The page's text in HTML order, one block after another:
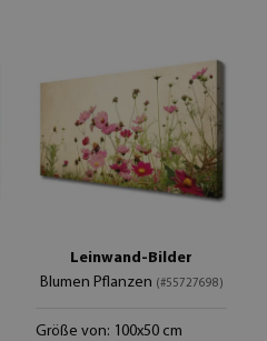
Leinwand-Bilder
Blumen Pflanzen (#55727698)
Größe von: 100x50 cm